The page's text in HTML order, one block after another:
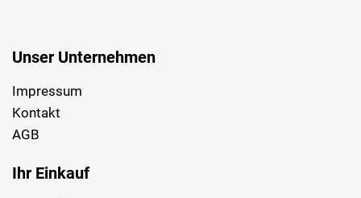
Unser Unternehmen
Impressum
Kontakt
AGB
Ihr Einkauf